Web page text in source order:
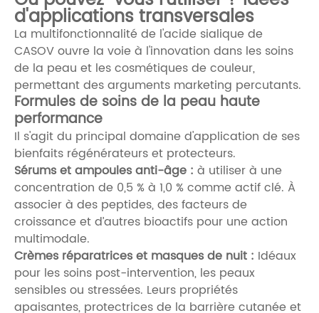
d'applications transversales
La multifonctionnalité de l'acide sialique de
CASOV ouvre la voie à l'innovation dans les soins
de la peau et les cosmétiques de couleur,
permettant des arguments marketing percutants.
Formules de soins de la peau haute
performance
Il s'agit du principal domaine d'application de ses
bienfaits régénérateurs et protecteurs.
Sérums et ampoules anti-âge : à utiliser à une
concentration de 0,5 % à 1,0 % comme actif clé. À
associer à des peptides, des facteurs de
croissance et d’autres bioactifs pour une action
multimodale.
Crèmes réparatrices et masques de nuit : Idéaux
pour les soins post-intervention, les peaux
sensibles ou stressées. Leurs propriétés
apaisantes, protectrices de la barrière cutanée et